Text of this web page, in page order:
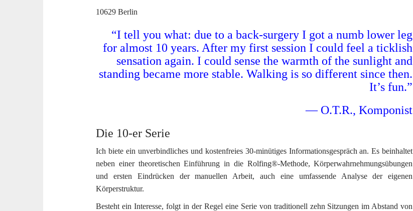
10629 Berlin
“I tell you what: due to a back-surgery I got a numb lower leg
for almost 10 years. After my first session I could feel a ticklish
sensation again. I could sense the warmth of the sunlight and
standing became more stable. Walking is so different since then.
It’s fun.”
— O.T.R., Komponist
Die 10-er Serie
Ich biete ein unverbindliches und kostenfreies 30-minütiges Informationsgespräch an. Es beinhaltet
neben einer theoretischen Einführung in die Rolfing®-Methode, Körperwahrnehmungsübungen
und ersten Eindrücken der manuellen Arbeit, auch eine umfassende Analyse der eigenen
Körperstruktur.
Besteht ein Interesse, folgt in der Regel eine Serie von traditionell zehn Sitzungen im Abstand von